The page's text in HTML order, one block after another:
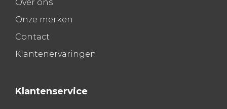
Over ons
Onze merken
Contact
Klantenervaringen
Klantenservice